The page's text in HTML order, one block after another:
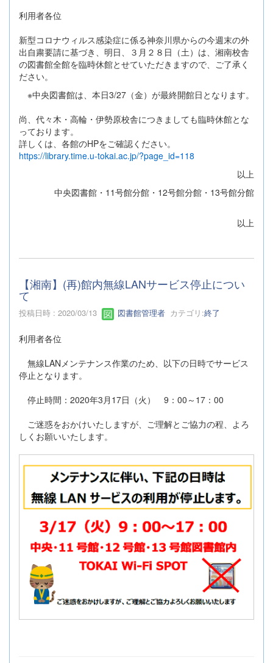
利用者各位
新型コロナウィルス感染症に係る神奈川県からの今週末の外
出自粛要請に基づき、明日、３月２８日（土）は、湘南校舎
の図書館全館を臨時休館とせていただきますので、ご了承く
ださい。
※中央図書館は、本日3/27（金）が最終開館日となります。
尚、代々木・高輪・伊勢原校舎につきましても臨時休館とな
っております。
詳しくは、各館のHPをご確認ください。
https://library.time.u-tokai.ac.jp/?page_id=118
以上
中央図書館・11号館分館・12号館分館・13号館分館
以上
【湘南】(再)館内無線LANサービス停止につい
て
投稿日時 : 2020/03/13 図書館管理者 カテゴリ:終了
利用者各位
無線LANメンテナンス作業のため、以下の日時でサービス
停止となります。
停止時間：2020年3月17日（火） 9：00～17：00
ご迷惑をおかけいたしますが、ご理解とご協力の程、よろ
しくお願いいたします。